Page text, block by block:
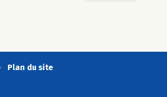
Plan du site